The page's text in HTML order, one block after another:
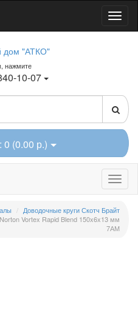
нажмите
10-07
0 (0.00 р.)
Доводочные круги Скотч Брайт
Vortex Rapid Blend 150x6x13 мм
7АМ